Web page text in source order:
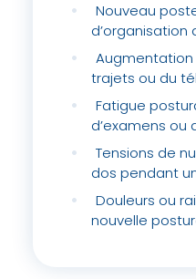
Nouveau
d’organisation
Augmentation
trajets ou du
Fatigue
d’examens
Tensions de
dos pendant
Douleurs ou
nouvelle